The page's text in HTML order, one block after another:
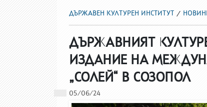
ДЪРЖАВЕН КУЛТУРЕН ИНСТИТУТ
ДЪРЖАВНИЯТ
ИЗДАНИЕ НА
„СОЛЕЙ“ В СОЗОПОЛ
05/06/24